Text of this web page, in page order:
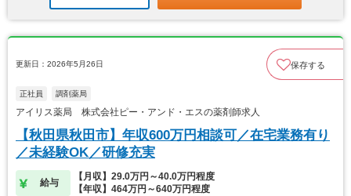
更新日：2026年5月26日 保存する
正社員 調剤薬局
アイリス薬局 株式会社ピー・アンド・エスの薬剤師求人
【秋田県秋田市】年収600万円相談可／在宅業務有り
／未経験OK／研修充実
給与
【月収】29.0万円～40.0万円程度
【年収】464万円～640万円程度